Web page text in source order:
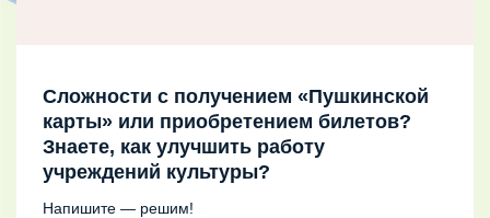
Сложности с получением «Пушкинской
карты» или приобретением билетов?
Знаете, как улучшить работу
учреждений культуры?
Напишите — решим!